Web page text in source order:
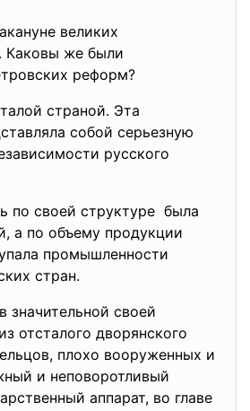
великих
Каковы же были
реформ?
страной. Эта
собой серьезную
русского
по своей структуре была
а по объему продукции
промышленности
стран.
значительной своей
отсталого дворянского
плохо вооруженных и
и неповоротливый
аппарат, во главе